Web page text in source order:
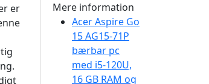
er
Mere information
Acer Aspire Go
15 AG15-71P
bærbar pc
med i5-120U,
16 GB RAM og